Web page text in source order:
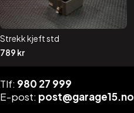
Strekk kjeft std
789 kr
Tlf: 980 27 999
E-post: post@garage15.no